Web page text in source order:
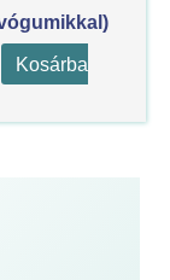
Kosárba